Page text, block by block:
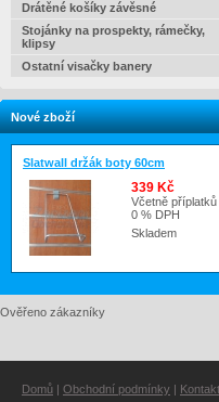
Drátěné košíky závěsné
Stojánky na prospekty, rámečky,
klipsy
Ostatní visačky banery
Nové zboží
Slatwall držák boty 60cm
339 Kč
Včetně příplatků
0 % DPH
Skladem
Ověřeno zákazníky
Domů | Obchodní podmínky | Kontakt